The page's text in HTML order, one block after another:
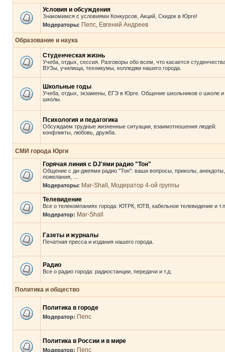
Условия и обсуждения
Знакомимся с условиями Конкурсов, Акций, Скидок в Юрге!
Модераторы: Пепс Евгений Андреев
Образование и наука
Студенческая жизнь
Учеба, отдых, сессия. Разговоры обо всем, что касается
ВУЗы, училища, техникумы, колледжи нашего города.
Школьные годы
Учеба, отдых, экзамены, ЕГЭ в Юрге. Общение школьников о школе и
школы.
Психология и педагогика
Обсуждаем трудные жизненные ситуации, взаимотношения людей:
конфликты, любовь, дружба.
СМИ города Юрги
Горячая линия с DJ'ями радио "Тон"
Общение с ди-джеями радио "Тон": ваши вопросы, приколы, анекдоты,
пожелания, ...
Модераторы: Mar-Shall
Модератор 4-ой группы
Телевидение
Все о телекомпаниях города: ЮТРК, ЮТВ, кабельное телевидение и
Модератор: Mar-Shall
Газеты и журналы
Печатная пресса и издания нашего города.
Радио
Все о радио города: радиостанции, передачи и т.д.
Политика и общество
Политика в городе
Модератор: Пепс
Политика в России и в мире
Модератор: Пепс